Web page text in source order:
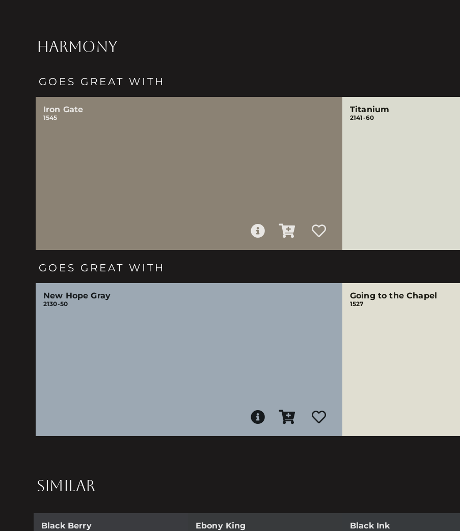
HARMONY
GOES GREAT WITH
Iron Gate
1545
Titanium
2141-60
GOES GREAT WITH
New Hope Gray
2130-50
Going to the Chapel
1527
SIMILAR
Black Berry Ebony King Black Ink